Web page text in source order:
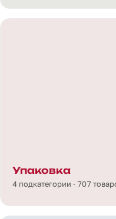
Упаковка
4 подкатегории · 707